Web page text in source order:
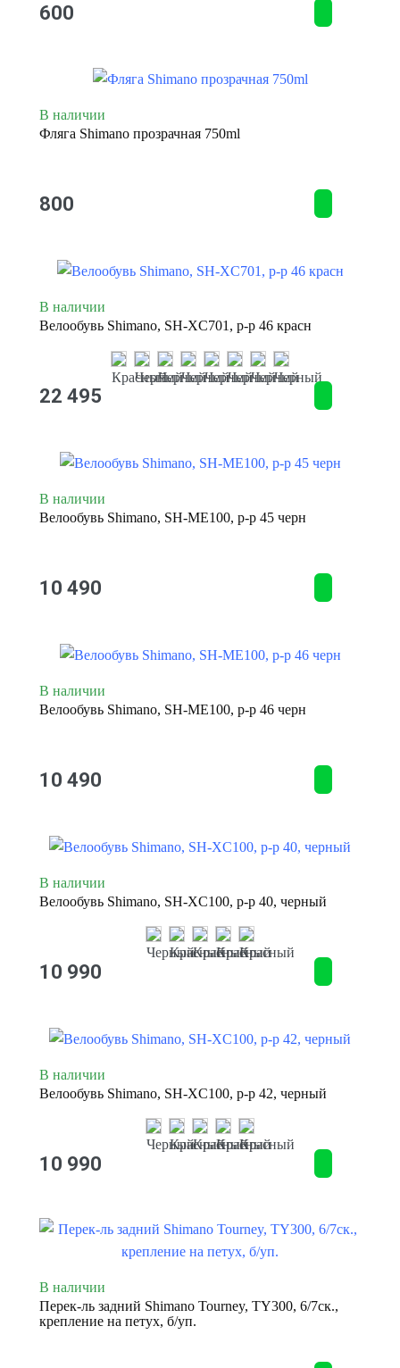
600
В наличии
Фляга Shimano прозрачная 750ml
800
В наличии
Велообувь Shimano, SH-XC701, р-р 46 красн
22 495
В наличии
Велообувь Shimano, SH-ME100, р-р 45 черн
10 490
В наличии
Велообувь Shimano, SH-ME100, р-р 46 черн
10 490
В наличии
Велообувь Shimano, SH-XC100, р-р 40, черный
10 990
В наличии
Велообувь Shimano, SH-XC100, р-р 42, черный
10 990
В наличии
Перек-ль задний Shimano Tourney, TY300, 6/7ск.,
крепление на петух, б/уп.